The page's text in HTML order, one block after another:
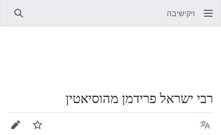
ויקישיבה
רבי ישראל פרידמן מהוסיאטין
שפה מעקב